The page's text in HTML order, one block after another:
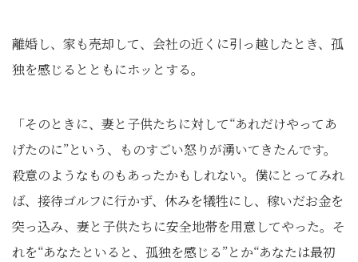
離婚し、家も売却して、会社の近くに引っ越したとき、孤
独を感じるとともにホッとする。
「そのときに、妻と子供たちに対して“あれだけやってあ
げたのに”という、ものすごい怒りが湧いてきたんです。
殺意のようなものもあったかもしれない。僕にとってみれ
ば、接待ゴルフに行かず、休みを犠牲にし、稼いだお金を
突っ込み、妻と子供たちに安全地帯を用意してやった。そ
れを“あなたといると、孤独を感じる”とか“あなたは最初